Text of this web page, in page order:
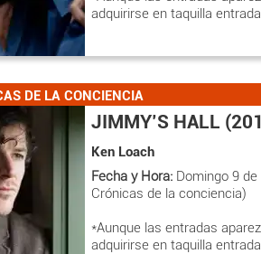
adquirirse en taquilla
DE LA CONCIENCIA
JIMMY’S HALL
Ken Loach
Fecha y Hora: Domingo 9
Crónicas de la conciencia)
*Aunque las entradas
adquirirse en taquilla